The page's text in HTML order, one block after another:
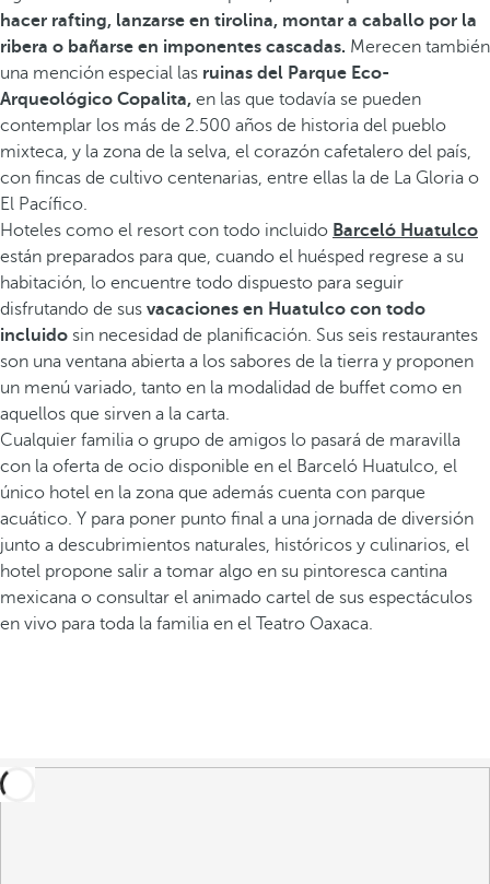
hacer rafting, lanzarse en tirolina, montar a caballo por la
ribera o bañarse en imponentes cascadas. Merecen también
una mención especial las ruinas del Parque Eco-
Arqueológico Copalita, en las que todavía se pueden
contemplar los más de 2.500 años de historia del pueblo
mixteca, y la zona de la selva, el corazón cafetalero del país,
con fincas de cultivo centenarias, entre ellas la de La Gloria o
El Pacífico.
Hoteles como el resort con todo incluido Barceló Huatulco
están preparados para que, cuando el huésped regrese a su
habitación, lo encuentre todo dispuesto para seguir
disfrutando de sus vacaciones en Huatulco con todo
incluido sin necesidad de planificación. Sus seis restaurantes
son una ventana abierta a los sabores de la tierra y proponen
un menú variado, tanto en la modalidad de buffet como en
aquellos que sirven a la carta.
Cualquier familia o grupo de amigos lo pasará de maravilla
con la oferta de ocio disponible en el Barceló Huatulco, el
único hotel en la zona que además cuenta con parque
acuático. Y para poner punto final a una jornada de diversión
junto a descubrimientos naturales, históricos y culinarios, el
hotel propone salir a tomar algo en su pintoresca cantina
mexicana o consultar el animado cartel de sus espectáculos
en vivo para toda la familia en el Teatro Oaxaca.